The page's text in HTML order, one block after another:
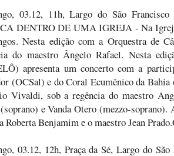
03.12, 11h, Largo do São
DENTRO DE UMA IGREJA - Na
Nesta edição com a Orquestra de
do maestro Ângelo Rafael. Nesta
apresenta um concerto com a
(OCSal) e do Coral Ecumênico da
Vivaldi, sob a regência do maestro
e Vanda Otero (mezzo-soprano).
Roberta Benjamim e o maestro Jean
03.12, 12h, Praça da Sé, Largo do